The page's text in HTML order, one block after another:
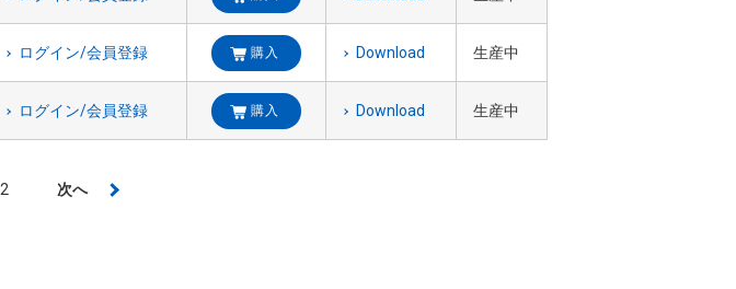
ログイン/会員登録 購入 Download 生産中
ログイン/会員登録 購入 Download 生産中
Page
2
次
次へ